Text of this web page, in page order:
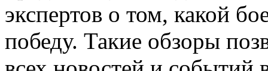
экспертов о том, какой
победу. Такие обзоры